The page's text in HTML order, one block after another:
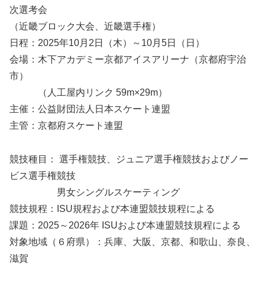
次選考会
（近畿ブロック大会、近畿選手権）
日程：2025年10月2日（木）～10月5日（日）
会場：木下アカデミー京都アイスアリーナ（京都府宇治
市）
（人工屋内リンク 59m×29m）
主催：公益財団法人日本スケート連盟
主管：京都府スケート連盟
競技種目： 選手権競技、ジュニア選手権競技およびノー
ビス選手権競技
男女シングルスケーティング
競技規程：ISU規程および本連盟競技規程による
課題：2025～2026年 ISUおよび本連盟競技規程による
対象地域（６府県）：兵庫、大阪、京都、和歌山、奈良、
滋賀